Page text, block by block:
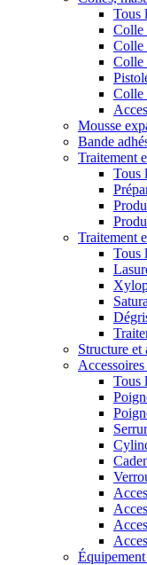
Tous
Colle
Colle
Colle
Colle
Mousse
Bande
Traitement
Tous
Traitement
Tous
Structure et
Tous